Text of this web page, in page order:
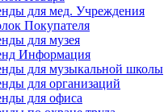
для мед. Учреждения
Покупателя
для музея
Информация
для музыкальной школы
для организаций
для офиса